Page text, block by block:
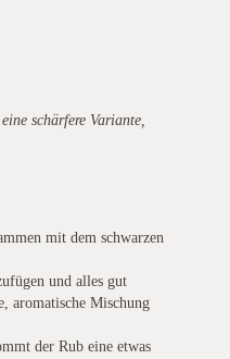
schärfere Variante,
mit dem schwarzen
und alles gut
aromatische Mischung
der Rub eine etwas